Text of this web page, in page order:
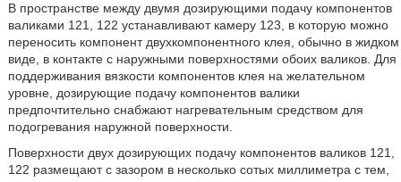
В пространстве между двумя дозирующими подачу компонентов
валиками 121, 122 устанавливают камеру 123, в которую можно
переносить компонент двухкомпонентного клея, обычно в жидком
виде, в контакте с наружными поверхностями обоих валиков. Для
поддерживания вязкости компонентов клея на желательном
уровне, дозирующие подачу компонентов валики
предпочтительно снабжают нагревательным средством для
подогревания наружной поверхности.
Поверхности двух дозирующих подачу компонентов валиков 121,
122 размещают с зазором в несколько сотых миллиметра с тем,